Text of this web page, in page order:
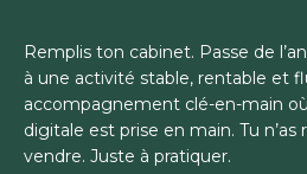
Remplis ton cabinet. Passe de
à une activité stable, rentable et
accompagnement clé-en-main
digitale est prise en main. Tu n’as
vendre. Juste à pratiquer.